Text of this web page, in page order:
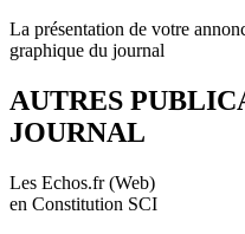
La présentation de votre
graphique du journal
AUTRES
JOURNAL
Les Echos.fr (Web)
en Constitution SCI